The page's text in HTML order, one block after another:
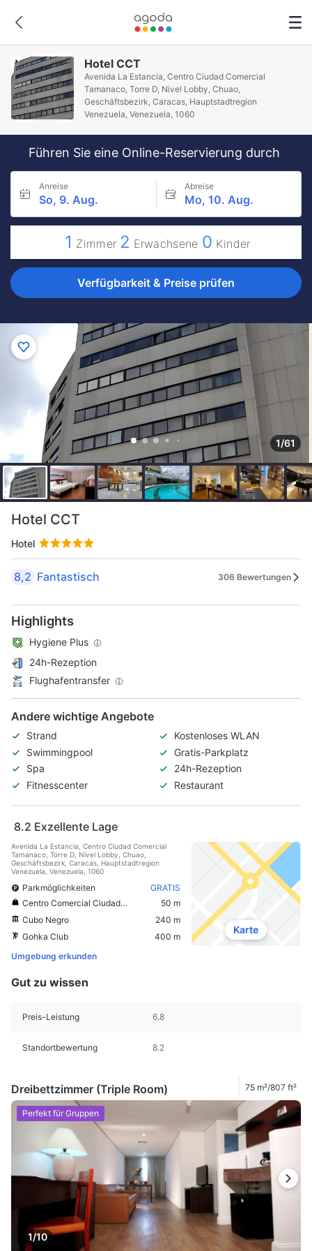
Hotel CCT
Avenida La Estancia, Centro Ciudad Comercial
Tamanaco, Torre D, Nivel Lobby, Chuao,
Geschäftsbezirk, Caracas, Hauptstadtregion
Venezuela, Venezuela, 1060
Führen Sie eine Online-Reservierung durch
Anreise
So, 9. Aug.
Abreise
Mo, 10. Aug.
1 Zimmer 2 Erwachsene 0 Kinder
Verfügbarkeit & Preise prüfen
1/61
Hotel CCT
Hotel
8,2 Fantastisch 306 Bewertungen
Highlights
Hygiene Plus
24h-Rezeption
Flughafentransfer
Andere wichtige Angebote
Strand
Kostenloses WLAN
Swimmingpool
Gratis-Parkplatz
Spa
24h-Rezeption
Fitnesscenter
Restaurant
8.2 Exzellente Lage
Avenida La Estancia, Centro Ciudad Comercial
Tamanaco, Torre D, Nivel Lobby, Chuao,
Geschäftsbezirk, Caracas, Hauptstadtregion
Venezuela, Venezuela, 1060
Parkmöglichkeiten
GRATIS
Centro Comercial Ciudad Tamanaco
50 m
Cubo Negro
240 m
Gohka Club
400 m
Umgebung erkunden
Karte
Gut zu wissen
Preis-Leistung 6.8
Standortbewertung 8.2
Dreibettzimmer (Triple Room) 75 m²/807 ft²
1/10
Perfekt für Gruppen